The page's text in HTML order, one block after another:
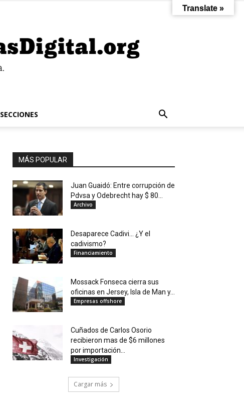
SECCIONES
MÁS POPULAR
Juan Guaidó: Entre corrupción de
Pdvsa y Odebrecht hay $ 80...
Archivo
Desaparece Cadivi… ¿Y el
cadivismo?
Financiamiento
Mossack Fonseca cierra sus
oficinas en Jersey, Isla de Man y...
Empresas offshore
Cuñados de Carlos Osorio
recibieron mas de $6 millones
por importación...
Investigación
Cargar más
Translate »